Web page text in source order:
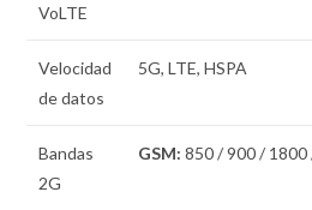
VoLTE
Velocidad
de datos
5G, LTE, HSPA
Bandas
2G
GSM: 850 / 900 / 1800